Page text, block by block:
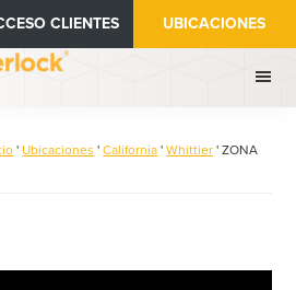
CLIENTES UBICACIONES
' Ubicaciones ' California ' Whittier ' ZONA